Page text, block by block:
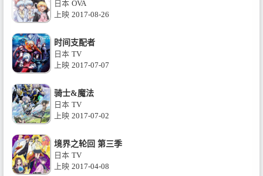
日本 OVA
上映 2017-08-26
时间支配者
日本 TV
上映 2017-07-07
骑士&魔法
日本 TV
上映 2017-07-02
境界之轮回 第三季
日本 TV
上映 2017-04-08